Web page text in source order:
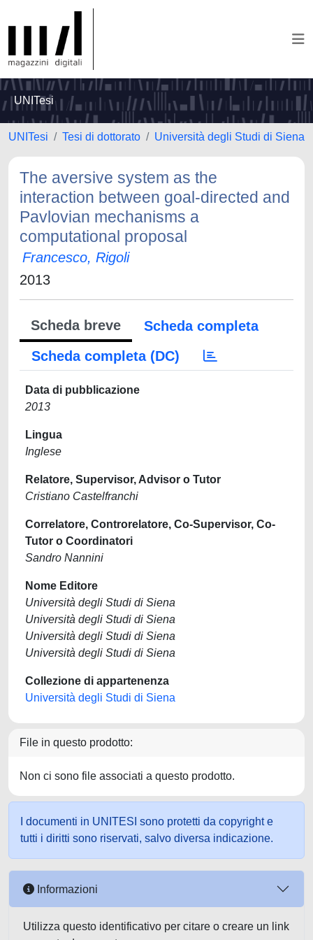
UNITesi
UNITesi Tesi di dottorato Università degli Studi di Siena
The aversive system as the
interaction between goal-directed and
Pavlovian mechanisms a
computational proposal
Francesco, Rigoli
2013
Scheda breve
Scheda completa
Scheda completa (DC)
Data di pubblicazione
2013
Lingua
Inglese
Relatore, Supervisor, Advisor o Tutor
Cristiano Castelfranchi
Correlatore, Controrelatore, Co-Supervisor, Co-
Tutor o Coordinatori
Sandro Nannini
Nome Editore
Università degli Studi di Siena
Università degli Studi di Siena
Università degli Studi di Siena
Università degli Studi di Siena
Collezione di appartenenza
Università degli Studi di Siena
File in questo prodotto:
Non ci sono file associati a questo prodotto.
I documenti in UNITESI sono protetti da copyright e
tutti i diritti sono riservati, salvo diversa indicazione.
Informazioni
Utilizza questo identificativo per citare o creare un link